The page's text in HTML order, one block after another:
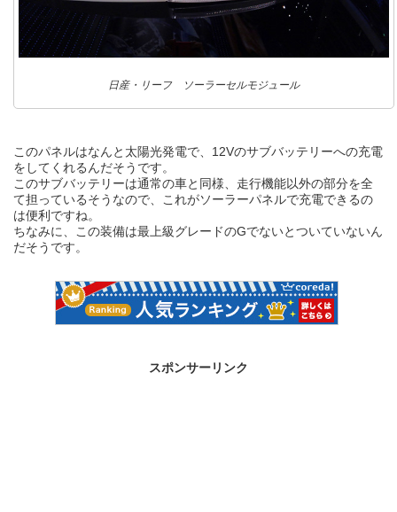
日産・リーフ ソーラーセルモジュール
このパネルはなんと太陽光発電で、12Vのサブバッテリーへの充電
をしてくれるんだそうです。
このサブバッテリーは通常の車と同様、走行機能以外の部分を全
て担っているそうなので、これがソーラーパネルで充電できるの
は便利ですね。
ちなみに、この装備は最上級グレードのGでないとついていないん
だそうです。
スポンサーリンク